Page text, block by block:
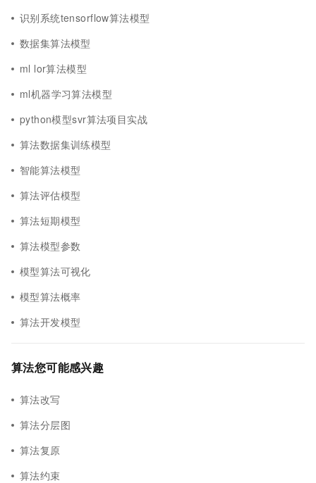
识别系统tensorflow算法模型
数据集算法模型
ml lor算法模型
ml机器学习算法模型
python模型svr算法项目实战
算法数据集训练模型
智能算法模型
算法评估模型
算法短期模型
算法模型参数
模型算法可视化
模型算法概率
算法开发模型
算法您可能感兴趣
算法改写
算法分层图
算法复原
算法约束